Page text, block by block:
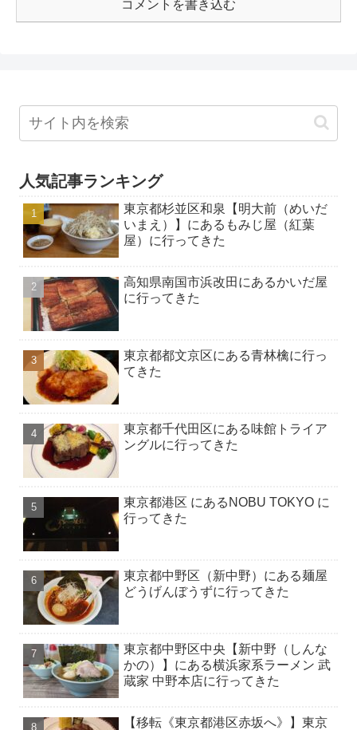
コメントを書き込む
人気記事ランキング
東京都杉並区和泉【明大前（めいだ
いまえ）】にあるもみじ屋（紅葉
屋）に行ってきた
高知県南国市浜改田にあるかいだ屋
に行ってきた
東京都都文京区にある青林檎に行っ
てきた
東京都千代田区にある味館トライア
ングルに行ってきた
東京都港区 にあるNOBU TOKYO に
行ってきた
東京都中野区（新中野）にある麺屋
どうげんぼうずに行ってきた
東京都中野区中央【新中野（しんな
かの）】にある横浜家系ラーメン 武
蔵家 中野本店に行ってきた
【移転《東京都港区赤坂へ》】東京